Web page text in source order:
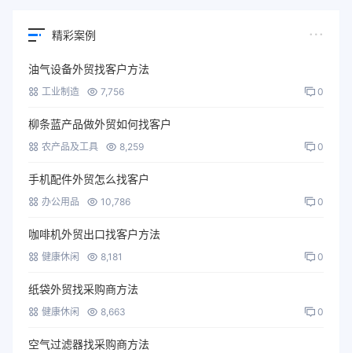
精彩案例
油气设备外贸找客户方法
工业制造 7,756 0
柳条蓝产品做外贸如何找客户
农产品及工具 8,259 0
手机配件外贸怎么找客户
办公用品 10,786 0
咖啡机外贸出口找客户方法
健康休闲 8,181 0
纸袋外贸找采购商方法
健康休闲 8,663 0
空气过滤器找采购商方法